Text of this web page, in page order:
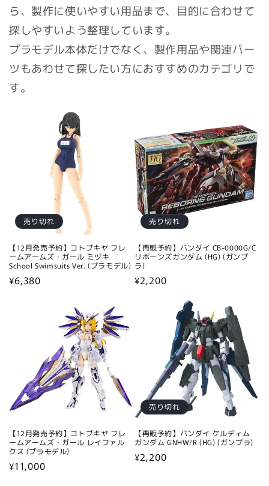
ら、製作に使いやすい用品まで、目的に合わせて
探しやすいよう整理しています。
プラモデル本体だけでなく、製作用品や関連パー
ツもあわせて探したい方におすすめのカテゴリで
す。
売り切れ
【12月発売予約】コトブキヤ フレ
ームアームズ・ガール ミヅキ
School Swimsuits Ver. (プラモデル)
通
¥6,380
売り切れ
【再販予約】バンダイ CB-0000G/C
リボーンズガンダム (HG) (ガンプ
ラ)
通
¥2,200
【12月発売予約】コトブキヤ フレ
ームアームズ・ガール レイファル
クス (プラモデル)
通
¥11,000
売り切れ
【再販予約】バンダイ ケルディム
ガンダム GNHW/R (HG) (ガンプラ)
通
¥2,200